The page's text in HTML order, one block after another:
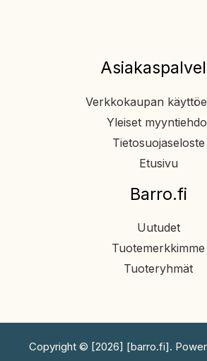
Verkkokaupan
Yleiset
Tietosuojaseloste
Etusivu
Barro.fi
Uutudet
Tuotemerkkimme
Tuoteryhmät
Copyright © [2026] [barro.fi].